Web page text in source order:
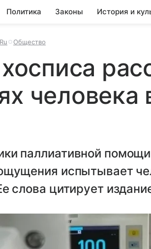
Политика Законы История и
Общество
человека
паллиативной
испытывает
слова цитирует